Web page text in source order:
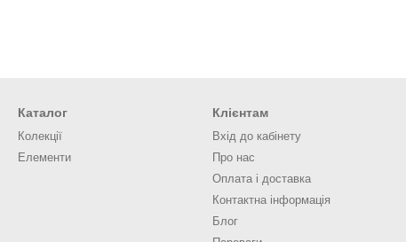
Каталог
Колекції
Елементи
Клієнтам
Вхід до кабінету
Про нас
Оплата і доставка
Контактна інформація
Блог